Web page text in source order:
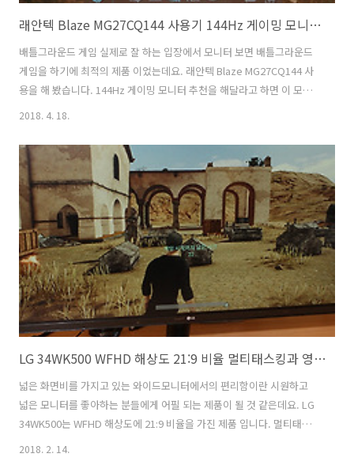
래안텍 Blaze MG27CQ144 사용기 144Hz 게이밍 모니터 추천
배틀그라운드 게임 실제로 잘 하는 입장에서 모니터 보면 배틀그라운드
게임을 하기에 최적의 제품 이었는데요. 래안텍 Blaze MG27CQ144 사
용을 해 봤습니다. 144Hz 게이밍 모니터 추천을 해달라고 하면 이 모니
터를 소개해도 될 정도로 괜찮은 스펙을 가지고 있는데요. 래안텍 Blaze
AMD 프리싱크를 지원하며 1ms GtoG OD 의 성능을 갖추고 있죠. 플리
커프리가 되고 안태글래어 패널을 사용하며 블루케어까지 가능해서 일
반적인 그래픽작업이나 문서 작업에서도 편안한 모니터 사용감을 보여
줍니다. 배틀그라운드 인기에 힘입어 게이밍 관련 컴퓨터 기기들에 관심
이 많아지고 있는데요. 래안텍 Blaze MG27CQ144 사용기 144H..
2018. 4. 18.
LG 34WK500 WFHD 해상도 21:9 비율 멀티태스킹과 영화보기
넓은 화면비를 가지고 있는 와이드모니터에서의 편리함이란 시원하고
넓은 모니터를 좋아하는 분들에게 어필 되는 제품이 될 것 같은데요. LG
34WK500는 WFHD 해상도에 21:9 비율을 가진 제품 입니다. 멀티태스
킹과 영화보기를 할 때 꽤 괜찮은 제품 인데요. LG 34WK500는 IPS패널
2018. 2. 14.